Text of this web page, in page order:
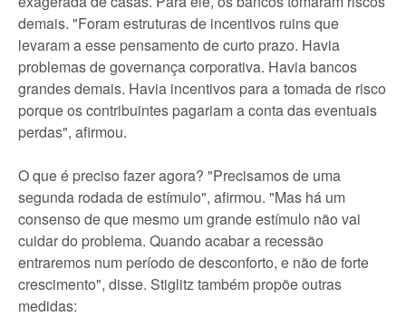
demais. "Foram estruturas de incentivos ruins que
levaram a esse pensamento de curto prazo. Havia
problemas de governança corporativa. Havia bancos
grandes demais. Havia incentivos para a tomada de risco
porque os contribuintes pagariam a conta das eventuais
perdas", afirmou.
O que é preciso fazer agora? "Precisamos de uma
segunda rodada de estímulo", afirmou. "Mas há um
consenso de que mesmo um grande estímulo não vai
cuidar do problema. Quando acabar a recessão
entraremos num período de desconforto, e não de forte
crescimento", disse. Stiglitz também propõe outras
medidas: